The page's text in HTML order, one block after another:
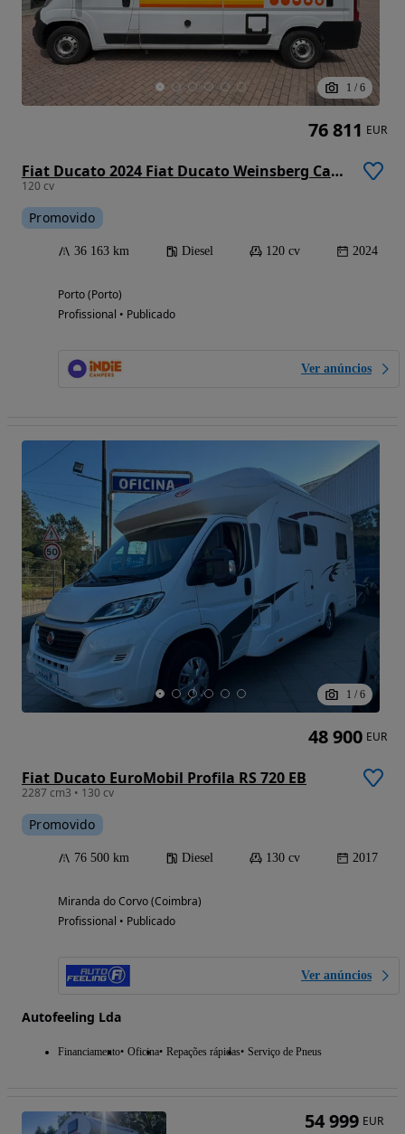
1 / 6
Fiat Ducato 2024 Fiat Ducato Weinsberg Carabus | Manual | Techo Elevable
120 cv
Promovido
36 163 km Diesel 120 cv 2024
Porto (Porto)
Profissional • Publicado
Ver anúncios
76 811 EUR
1 / 6
Fiat Ducato EuroMobil Profila RS 720 EB
2287 cm3 • 130 cv
Promovido
76 500 km Diesel 130 cv 2017
Miranda do Corvo (Coimbra)
Profissional • Publicado
Ver anúncios
Autofeeling Lda
Financiamento Oficina Repações rápidas Serviço de Pneus
48 900 EUR
54 999 EUR